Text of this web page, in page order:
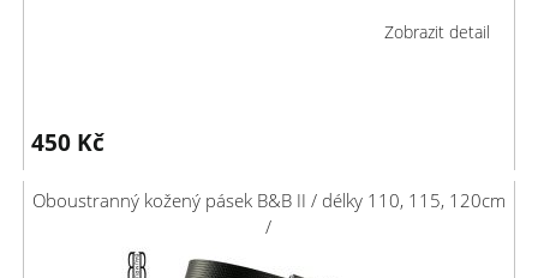
Zobrazit detail
450 Kč
Oboustranný kožený pásek B&B II / délky 110, 115, 120cm
/